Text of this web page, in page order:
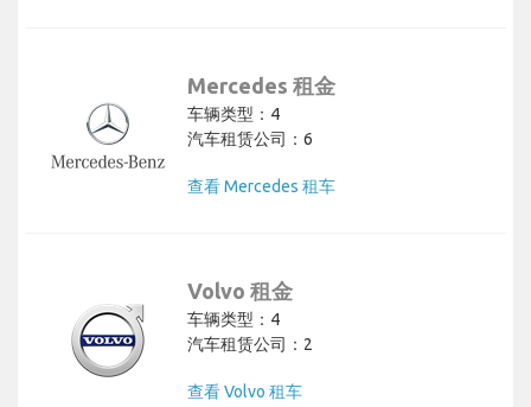
Mercedes 租金
车辆类型：4
汽车租赁公司：6
查看 Mercedes 租车
Volvo 租金
车辆类型：4
汽车租赁公司：2
查看 Volvo 租车